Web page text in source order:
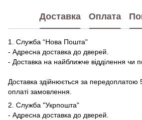
Доставка Оплата
1. Служба “Нова Пошта"
- Адресна доставка до дверей.
- Доставка на найближче відділення чи
Доставка здійнюється за передоплатою
оплаті замовлення.
2. Служба "Укрпошта"
- Адресна доставка до дверей.